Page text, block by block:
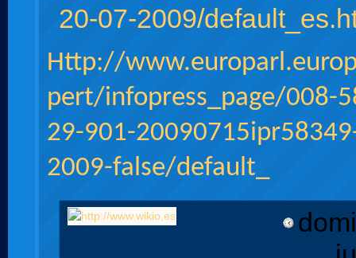
20-07-2009/
Http://
pert/infopress_page/008-
29-901-
2009-false/default_